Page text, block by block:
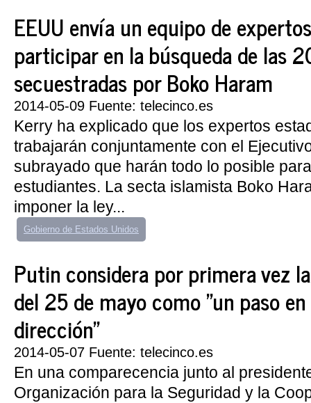
EEUU envía un equipo de
participar en la búsqueda de las
secuestradas por Boko Haram
2014-05-09 Fuente: telecinco.es
Kerry ha explicado que los expertos
trabajarán conjuntamente con el
subrayado que harán todo lo posible
estudiantes. La secta islamista Boko
imponer la ley...
Gobierno de Estados Unidos
Putin considera por primera vez
del 25 de mayo como "un paso
dirección"
2014-05-07 Fuente: telecinco.es
En una comparecencia junto al
Organización para la Seguridad y la